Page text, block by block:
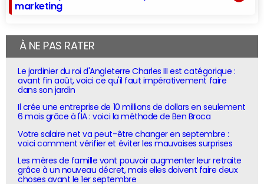
marketing
À NE PAS RATER
Le jardinier du roi d'Angleterre Charles III est catégorique :
avant fin août, voici ce qu'il faut impérativement faire
dans son jardin
Il crée une entreprise de 10 millions de dollars en seulement
6 mois grâce à l'IA : voici la méthode de Ben Broca
Votre salaire net va peut-être changer en septembre :
voici comment vérifier et éviter les mauvaises surprises
Les mères de famille vont pouvoir augmenter leur retraite
grâce à un nouveau décret, mais elles doivent faire deux
choses avant le 1er septembre